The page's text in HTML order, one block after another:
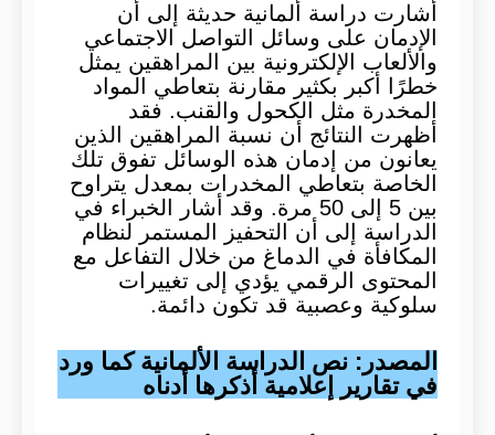
أشارت دراسة ألمانية حديثة إلى أن
الإدمان على وسائل التواصل الاجتماعي
والألعاب الإلكترونية بين المراهقين يمثل
خطرًا أكبر بكثير مقارنة بتعاطي المواد
المخدرة مثل الكحول والقنب. فقد
أظهرت النتائج أن نسبة المراهقين الذين
يعانون من إدمان هذه الوسائل تفوق تلك
الخاصة بتعاطي المخدرات بمعدل يتراوح
بين 5 إلى 50 مرة. وقد أشار الخبراء في
الدراسة إلى أن التحفيز المستمر لنظام
المكافأة في الدماغ من خلال التفاعل مع
المحتوى الرقمي يؤدي إلى تغييرات
سلوكية وعصبية قد تكون دائمة.
المصدر: نص الدراسة الألمانية كما ورد
في تقارير إعلامية أذكرها أدناه